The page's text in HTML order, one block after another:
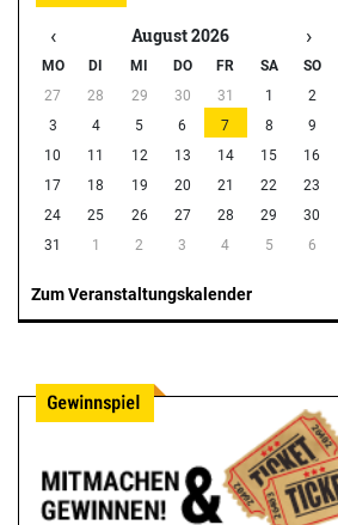
‹ August 2026 ›
MO DI MI DO FR SA
SO
27
28 29 30 31 1
2
3
4 5 6 7 8
9
10
11 12 13 14 15
16
17
18 19 20 21 22
23
24
25 26 27 28 29
30
31
1 2 3 4 5 6
Zum Veranstaltungskalender